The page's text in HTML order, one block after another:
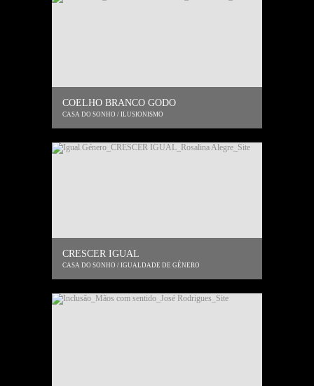
COELHO BRANCO GODO
CASA DO SONHO / ILUSIONISMO
CRESCER IGUAL
CASA DO SONHO / IGUALDADE DE GÉNERO